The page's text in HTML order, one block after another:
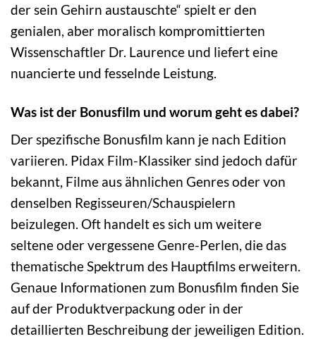
der sein Gehirn austauschte“ spielt er den
genialen, aber moralisch kompromittierten
Wissenschaftler Dr. Laurence und liefert eine
nuancierte und fesselnde Leistung.
Was ist der Bonusfilm und worum geht es dabei?
Der spezifische Bonusfilm kann je nach Edition
variieren. Pidax Film-Klassiker sind jedoch dafür
bekannt, Filme aus ähnlichen Genres oder von
denselben Regisseuren/Schauspielern
beizulegen. Oft handelt es sich um weitere
seltene oder vergessene Genre-Perlen, die das
thematische Spektrum des Hauptfilms erweitern.
Genaue Informationen zum Bonusfilm finden Sie
auf der Produktverpackung oder in der
detaillierten Beschreibung der jeweiligen Edition.